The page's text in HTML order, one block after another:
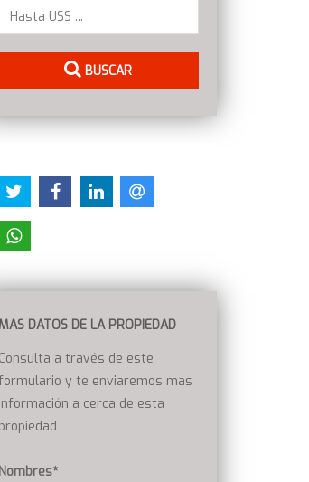
BUSCAR
MAS DATOS DE LA PROPIEDAD
Consulta a través de este
formulario y te enviaremos mas
información a cerca de esta
propiedad
Nombres*